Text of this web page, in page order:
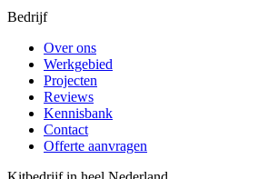
Bedrijf
Over ons
Werkgebied
Projecten
Reviews
Kennisbank
Contact
Offerte aanvragen